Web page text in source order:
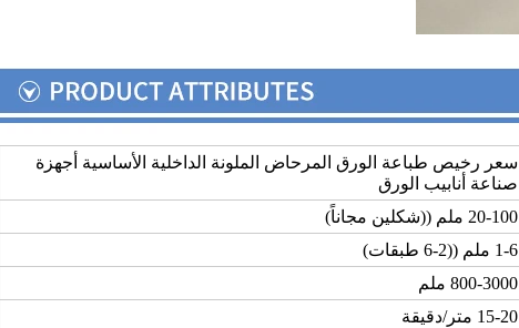
سعر رخيص طباعة الورق المرحاض الملونة الداخلية الأساسية أجهزة
صناعة أنابيب الورق
20-100 ملم ((شكلين مجاناً)
1-6 ملم ((2-6 طبقات)
800-3000 ملم
15-20 متر/دقيقة